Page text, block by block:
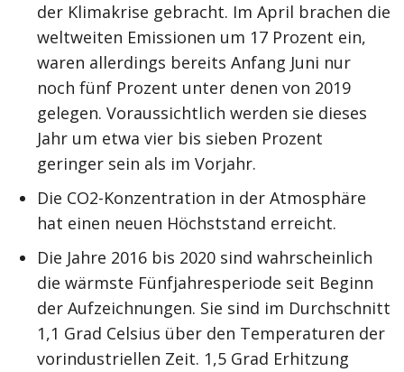
der Klimakrise gebracht. Im April brachen die
weltweiten Emissionen um 17 Prozent ein,
waren allerdings bereits Anfang Juni nur
noch fünf Prozent unter denen von 2019
gelegen. Voraussichtlich werden sie dieses
Jahr um etwa vier bis sieben Prozent
geringer sein als im Vorjahr.
Die CO2-Konzentration in der Atmosphäre
hat einen neuen Höchststand erreicht.
Die Jahre 2016 bis 2020 sind wahrscheinlich
die wärmste Fünfjahresperiode seit Beginn
der Aufzeichnungen. Sie sind im Durchschnitt
1,1 Grad Celsius über den Temperaturen der
vorindustriellen Zeit. 1,5 Grad Erhitzung